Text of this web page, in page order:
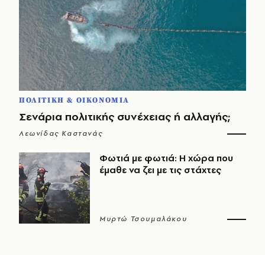
ΠΟΛΙΤΙΚΗ & ΟΙΚΟΝΟΜΙΑ
Σενάρια πολιτικής συνέχειας ή αλλαγής;
Λεωνίδας Καστανάς
Φωτιά με φωτιά: Η χώρα που
έμαθε να ζει με τις στάχτες
Μυρτώ Τσουμαλάκου